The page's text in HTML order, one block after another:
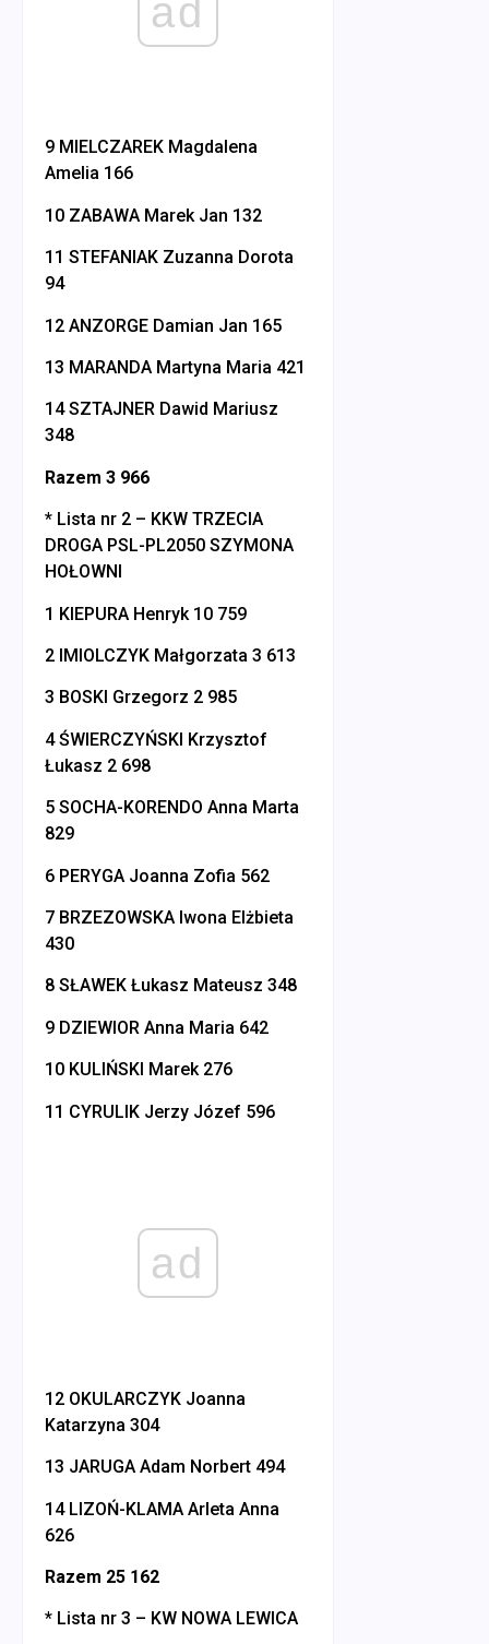
ad
9 MIELCZAREK Magdalena
Amelia 166
10 ZABAWA Marek Jan 132
11 STEFANIAK Zuzanna Dorota
94
12 ANZORGE Damian Jan 165
13 MARANDA Martyna Maria 421
14 SZTAJNER Dawid Mariusz
348
Razem 3 966
* Lista nr 2 – KKW TRZECIA
DROGA PSL-PL2050 SZYMONA
HOŁOWNI
1 KIEPURA Henryk 10 759
2 IMIOLCZYK Małgorzata 3 613
3 BOSKI Grzegorz 2 985
4 ŚWIERCZYŃSKI Krzysztof
Łukasz 2 698
5 SOCHA-KORENDO Anna Marta
829
6 PERYGA Joanna Zofia 562
7 BRZEZOWSKA Iwona Elżbieta
430
8 SŁAWEK Łukasz Mateusz 348
9 DZIEWIOR Anna Maria 642
10 KULIŃSKI Marek 276
11 CYRULIK Jerzy Józef 596
ad
12 OKULARCZYK Joanna
Katarzyna 304
13 JARUGA Adam Norbert 494
14 LIZOŃ-KLAMA Arleta Anna
626
Razem 25 162
* Lista nr 3 – KW NOWA LEWICA